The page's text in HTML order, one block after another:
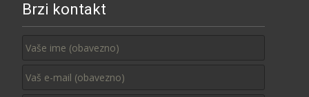
Brzi kontakt